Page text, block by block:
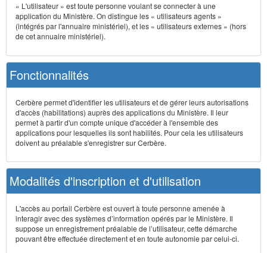
« L'utilisateur » est toute personne voulant se connecter à une
application du Ministère. On distingue les « utilisateurs agents »
(intégrés par l'annuaire ministériel), et les « utilisateurs externes » (hors
de cet annuaire ministériel).
Fonctionnalités
Cerbère permet d'identifier les utilisateurs et de gérer leurs autorisations
d'accès (habilitations) auprès des applications du Ministère. Il leur
permet à partir d'un compte unique d'accéder à l'ensemble des
applications pour lesquelles ils sont habilités. Pour cela les utilisateurs
doivent au préalable s'enregistrer sur Cerbère.
Modalités d'inscription et d'utilisation
L'accès au portail Cerbère est ouvert à toute personne amenée à
interagir avec des systèmes d’information opérés par le Ministère. Il
suppose un enregistrement préalable de l’utilisateur, cette démarche
pouvant être effectuée directement et en toute autonomie par celui-ci.